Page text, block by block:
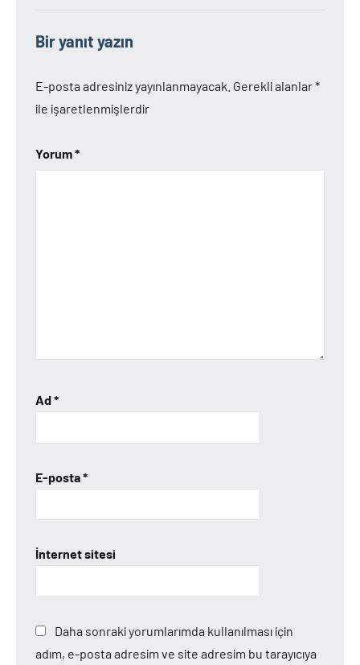
Bir yanıt yazın
E-posta adresiniz yayınlanmayacak. Gerekli alanlar*
ile işaretlenmişlerdir
Yorum*
Ad*
E-posta*
İnternet sitesi
Daha sonraki yorumlarımda kullanılması için
adım, e-posta adresim ve site adresim bu tarayıcıya